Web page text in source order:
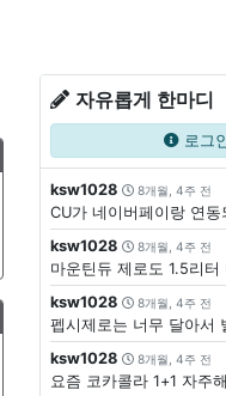
자유롭게 한마디
로그
ksw1028 8개월, 4주 전
CU가 네이버페이랑 연동
ksw1028
8개월, 4주 전
마운틴듀 제로도 1.5리
ksw1028
8개월, 4주 전
펩시제로는 너무 달아서
ksw1028
8개월, 4주 전
요즘 코카콜라 1+1 자주